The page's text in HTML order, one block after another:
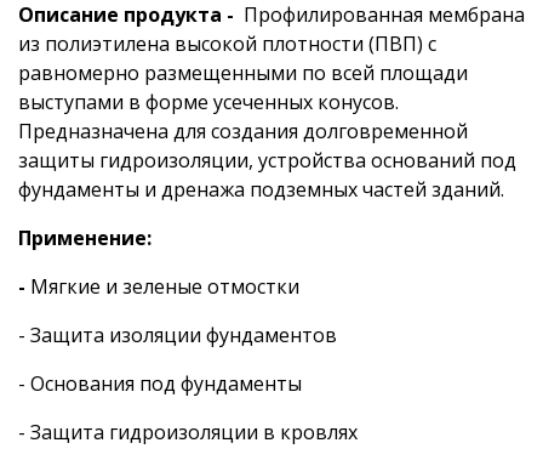
Описание продукта - Профилированная мембрана
из полиэтилена высокой плотности (ПВП) с
равномерно размещенными по всей площади
выступами в форме усеченных конусов.
Предназначена для создания долговременной
защиты гидроизоляции, устройства оснований под
фундаменты и дренажа подземных частей зданий.
Применение:
- Мягкие и зеленые отмостки
- Защита изоляции фундаментов
- Основания под фундаменты
- Защита гидроизоляции в кровлях